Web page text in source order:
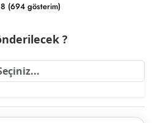
(694 gösterim)
?